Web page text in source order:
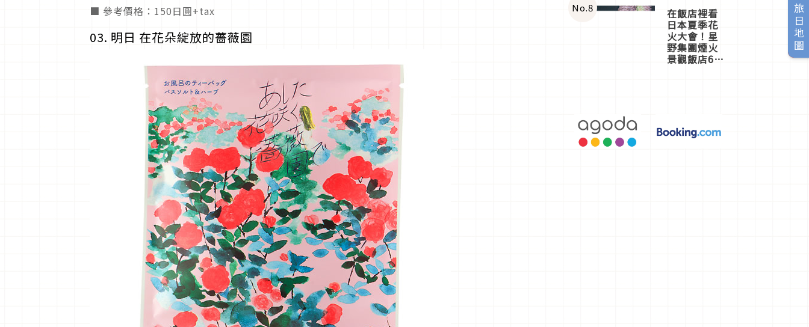
旅日地圖
■ 參考價格：150日圓+tax
03. 明日 在花朵綻放的薔薇園
No.8 在飯店裡看
日本夏季花
火大會！星
野集團煙火
景觀飯店6